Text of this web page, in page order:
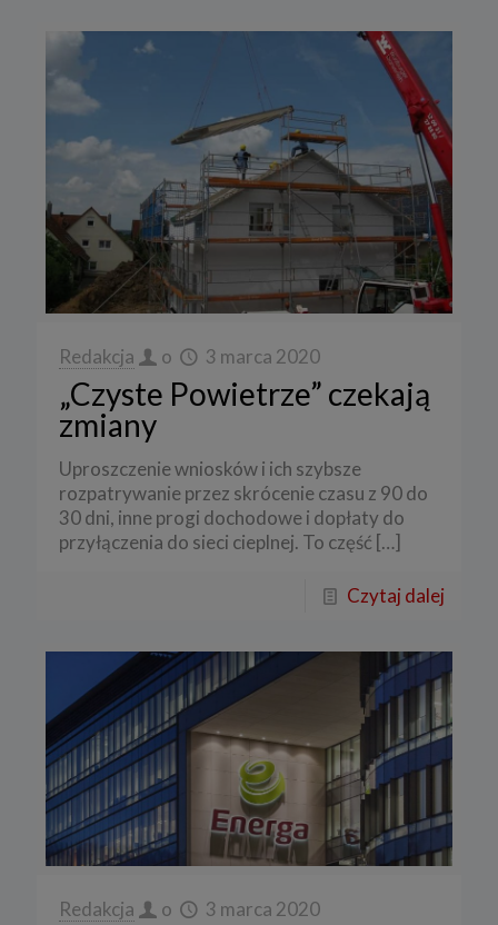
Redakcja o 3 marca 2020
„Czyste Powietrze” czekają
zmiany
Uproszczenie wniosków i ich szybsze
rozpatrywanie przez skrócenie czasu z 90 do
30 dni, inne progi dochodowe i dopłaty do
przyłączenia do sieci cieplnej. To część […]
Czytaj dalej
Redakcja o 3 marca 2020